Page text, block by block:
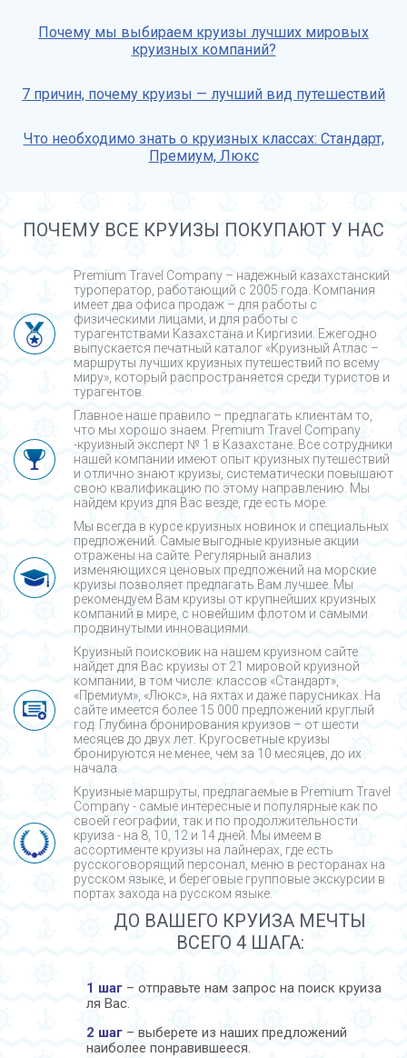
Почему мы выбираем круизы лучших мировых
круизных компаний?
7 причин, почему круизы — лучший вид путешествий
Что необходимо знать о круизных классах: Стандарт,
Премиум, Люкс
ПОЧЕМУ ВСЕ КРУИЗЫ ПОКУПАЮТ У НАС
Premium Travel Company – надежный казахстанский
туроператор, работающий с 2005 года. Компания
имеет два офиса продаж – для работы с
физическими лицами, и для работы с
турагентствами Казахстана и Киргизии. Ежегодно
выпускается печатный каталог «Круизный Атлас –
маршруты лучших круизных путешествий по всему
миру», который распространяется среди туристов и
турагентов.
Главное наше правило – предлагать клиентам то,
что мы хорошо знаем. Premium Travel Company
-круизный эксперт № 1 в Казахстане. Все сотрудники
нашей компании имеют опыт круизных путешествий
и отлично знают круизы, систематически повышают
свою квалификацию по этому направлению. Мы
найдем круиз для Вас везде, где есть море.
Мы всегда в курсе круизных новинок и специальных
предложений. Самые выгодные круизные акции
отражены на сайте. Регулярный анализ
изменяющихся ценовых предложений на морские
круизы позволяет предлагать Вам лучшее. Мы
рекомендуем Вам круизы от крупнейших круизных
компаний в мире, с новейшим флотом и самыми
продвинутыми инновациями.
Круизный поисковик на нашем круизном сайте
найдет для Вас круизы от 21 мировой круизной
компании, в том числе: классов «Стандарт»,
«Премиум», «Люкс», на яхтах и даже парусниках. На
сайте имеется более 15 000 предложений круглый
год. Глубина бронирования круизов – от шести
месяцев до двух лет. Кругосветные круизы
бронируются не менее, чем за 10 месяцев, до их
начала.
Круизные маршруты, предлагаемые в Premium Travel
Company - cамые интересные и популярные как по
своей географии, так и по продолжительности
круиза - на 8, 10, 12 и 14 дней. Мы имеем в
ассортименте круизы на лайнерах, где есть
русскоговорящий персонал, меню в ресторанах на
русском языке, и береговые групповые экскурсии в
портах захода на русском языке.
ДО ВАШЕГО КРУИЗА МЕЧТЫ
ВСЕГО 4 ШАГА:
1 шаг – отправьте нам запрос на поиск круиза
ля Вас.
2 шаг – выберете из наших предложений
наиболее понравившееся.